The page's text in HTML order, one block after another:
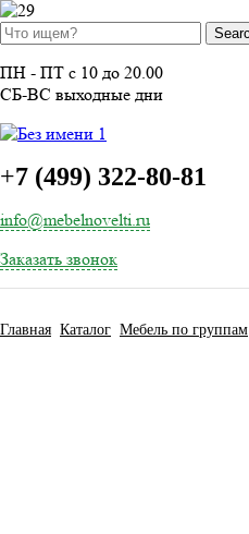
ПН - ПТ с 10 до 20.00
СБ-ВС выходные дни
+7 (499) 322-80-81
info@mebelnovelti.ru
Заказать звонок
Главная Каталог Мебель по группам